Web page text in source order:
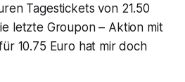
Tagestickets von 21.50
letzte Groupon – Aktion mit
10.75 Euro hat mir doch